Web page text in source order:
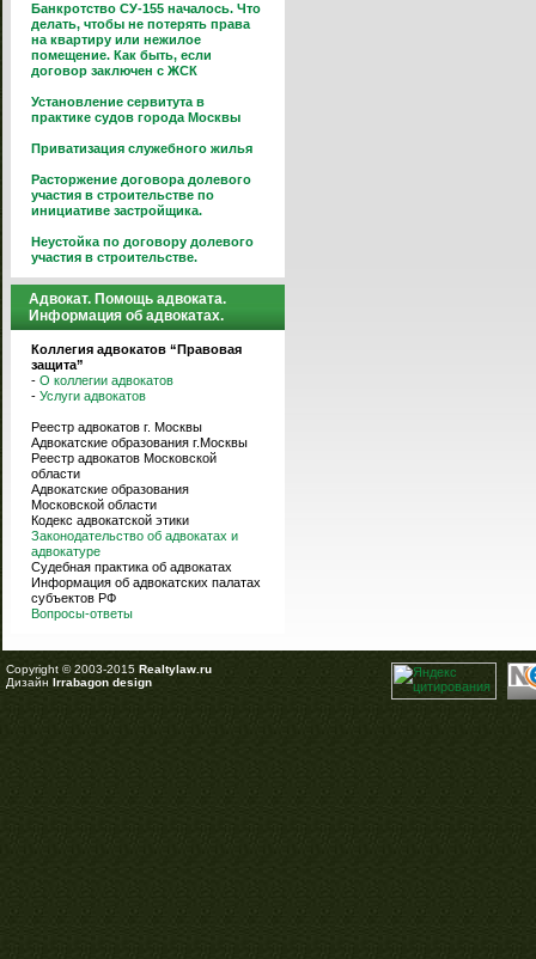
Банкротство СУ-155 началось. Что
делать, чтобы не потерять права
на квартиру или нежилое
помещение. Как быть, если
договор заключен с ЖСК
Установление сервитута в
практике судов города Москвы
Приватизация служебного жилья
Расторжение договора долевого
участия в строительстве по
инициативе застройщика.
Неустойка по договору долевого
участия в строительстве.
Адвокат. Помощь адвоката.
Информация об адвокатах.
Коллегия адвокатов “Правовая
защита”
- О коллегии адвокатов
- Услуги адвокатов
Реестр адвокатов г. Москвы
Адвокатские образования г.Москвы
Реестр адвокатов Московской
области
Адвокатские образования
Московской области
Кодекс адвокатской этики
Законодательство об адвокатах и
адвокатуре
Судебная практика об адвокатах
Информация об адвокатских палатах
субъектов РФ
Вопросы-ответы
Copyright © 2003-2015 Realtylaw.ru
Дизайн Irrabagon design